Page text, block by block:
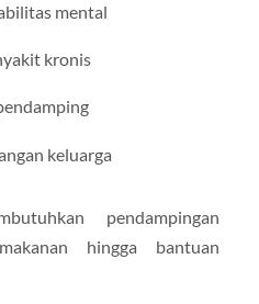
mental
kronis
keluarga
pendampingan
hingga bantuan